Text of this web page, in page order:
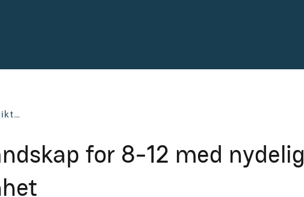
Tilbake til oversikten
for 8-12 med nydelig